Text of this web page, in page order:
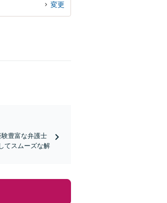
変更
豊富な弁護士
てスムーズな解